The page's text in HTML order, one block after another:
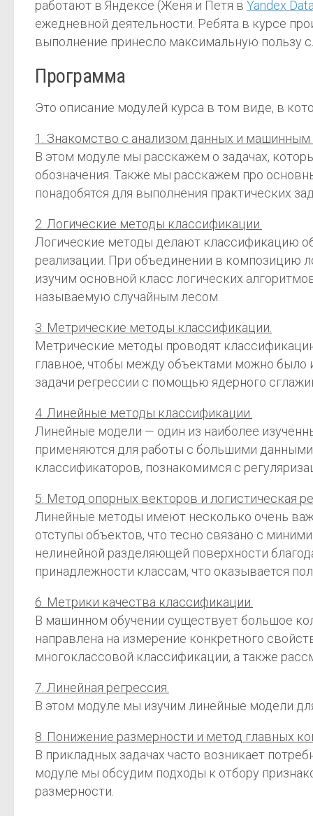
работают в Яндексе (Женя и Петя в Yandex
ежедневной деятельности. Ребята в курсе
выполнение принесло максимальную пользу
Программа
Это описание модулей курса в том виде, в
1. Знакомство с анализом данных и машинным
В этом модуле мы расскажем о задачах,
обозначения. Также мы расскажем про
понадобятся для выполнения практических
2. Логические методы классификации.
Логические методы делают классификацию
реализации. При объединении в композицию
изучим основной класс логических
называемую случайным лесом.
3. Метрические методы классификации.
Метрические методы проводят
главное, чтобы между объектами можно было
задачи регрессии с помощью ядерного
4. Линейные методы классификации.
Линейные модели — один из наиболее
применяются для работы с большими
классификаторов, познакомимся с
5. Метод опорных векторов и логистическая
Линейные методы имеют несколько очень
отступы объектов, что тесно связано с
нелинейной разделяющей поверхности
принадлежности классам, что оказывается
6. Метрики качества классификации.
В машинном обучении существует большое
направлена на измерение конкретного
многоклассовой классификации, а также
7. Линейная регрессия.
В этом модуле мы изучим линейные модели
8. Понижение размерности и метод главных
В прикладных задачах часто возникает
модуле мы обсудим подходы к отбору
размерности.